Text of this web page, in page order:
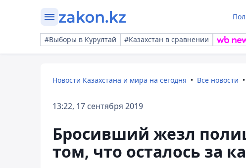
#Выборы в Курултай #Казахстан в сравнении
Новости Казахстана и мира на сегодня Все новости
13:22, 17 сентября 2019
Бросивший жезл
том, что осталось за